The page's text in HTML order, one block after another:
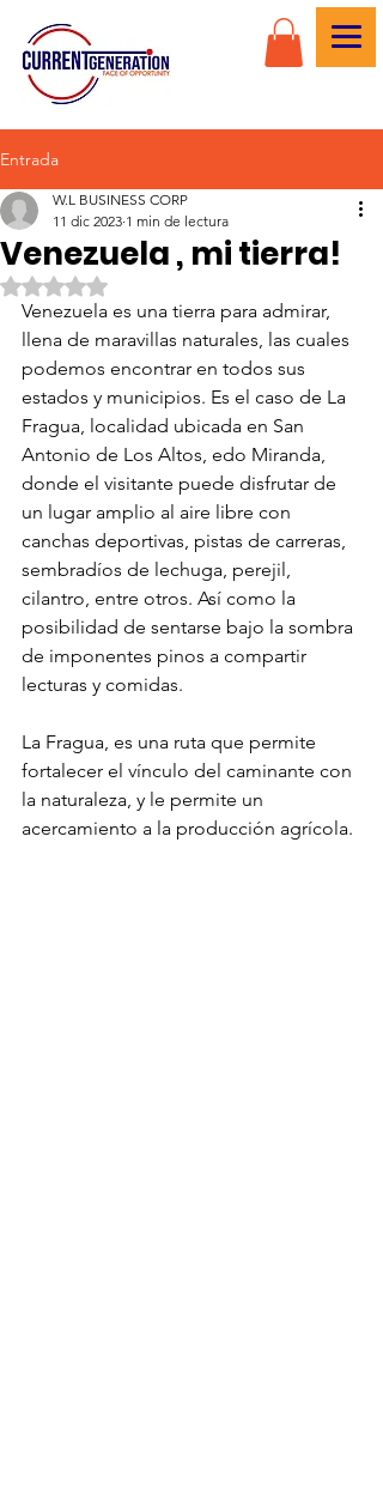
Entrada
Venezuela , mi tierra!
W.L BUSINESS CORP
11 dic 2023 1 min de lectura
Obtuvo NaN de 5 estrellas.
Venezuela es una tierra para admirar,
llena de maravillas naturales, las cuales
podemos encontrar en todos sus
estados y municipios. Es el caso de La
Fragua, localidad ubicada en San
Antonio de Los Altos, edo Miranda,
donde el visitante puede disfrutar de
un lugar amplio al aire libre con
canchas deportivas, pistas de carreras,
sembradíos de lechuga, perejil,
cilantro, entre otros. Así como la
posibilidad de sentarse bajo la sombra
de imponentes pinos a compartir
lecturas y comidas.
La Fragua, es una ruta que permite
fortalecer el vínculo del caminante con
la naturaleza, y le permite un
acercamiento a la producción agrícola.